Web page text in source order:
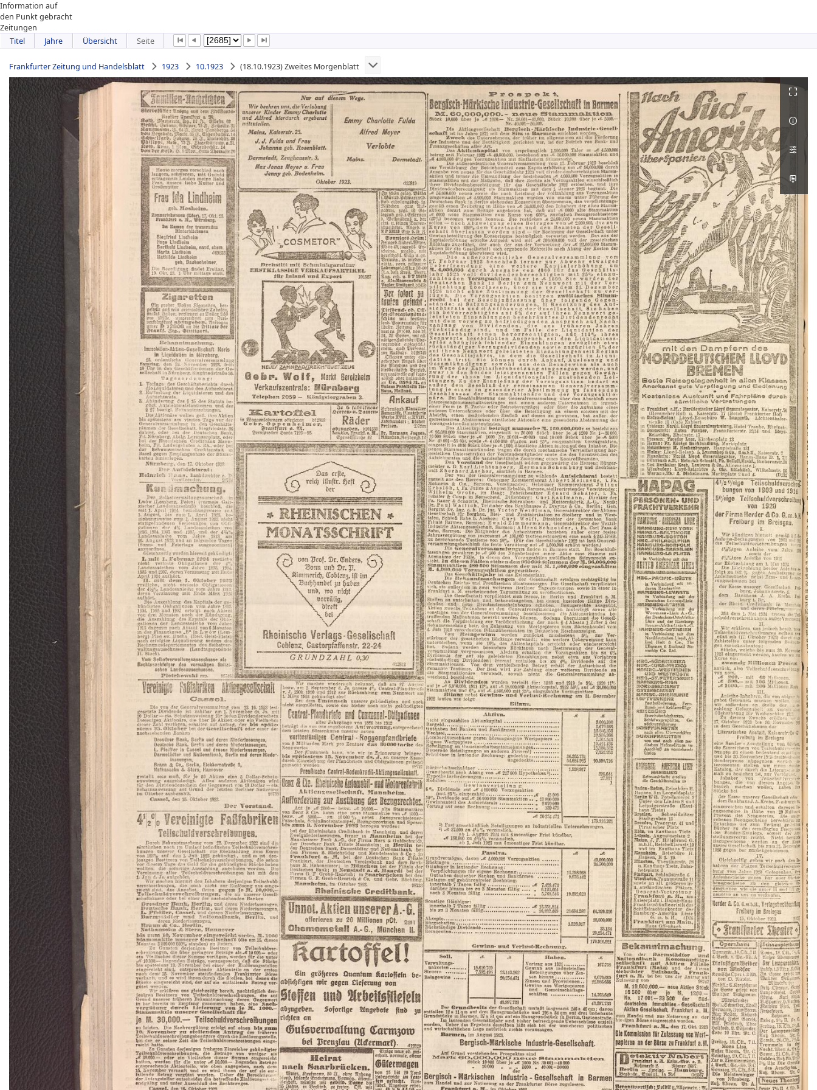
Information auf
den Punkt gebracht
Zeitungen
Titel
Jahre Übersicht Seite
Frankfurter Zeitung und Handelsblatt 1923 10.1923 (18.10.1923) Zweites Morgenblatt